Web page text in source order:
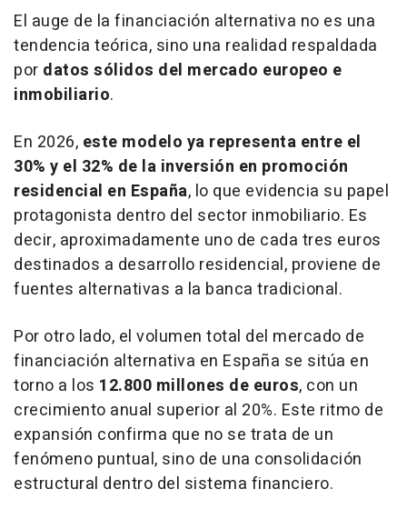
El auge de la financiación alternativa no es una
tendencia teórica, sino una realidad respaldada
por datos sólidos del mercado europeo e
inmobiliario.
En 2026, este modelo ya representa entre el
30% y el 32% de la inversión en promoción
residencial en España, lo que evidencia su papel
protagonista dentro del sector inmobiliario. Es
decir, aproximadamente uno de cada tres euros
destinados a desarrollo residencial, proviene de
fuentes alternativas a la banca tradicional.
Por otro lado, el volumen total del mercado de
financiación alternativa en España se sitúa en
torno a los 12.800 millones de euros, con un
crecimiento anual superior al 20%. Este ritmo de
expansión confirma que no se trata de un
fenómeno puntual, sino de una consolidación
estructural dentro del sistema financiero.